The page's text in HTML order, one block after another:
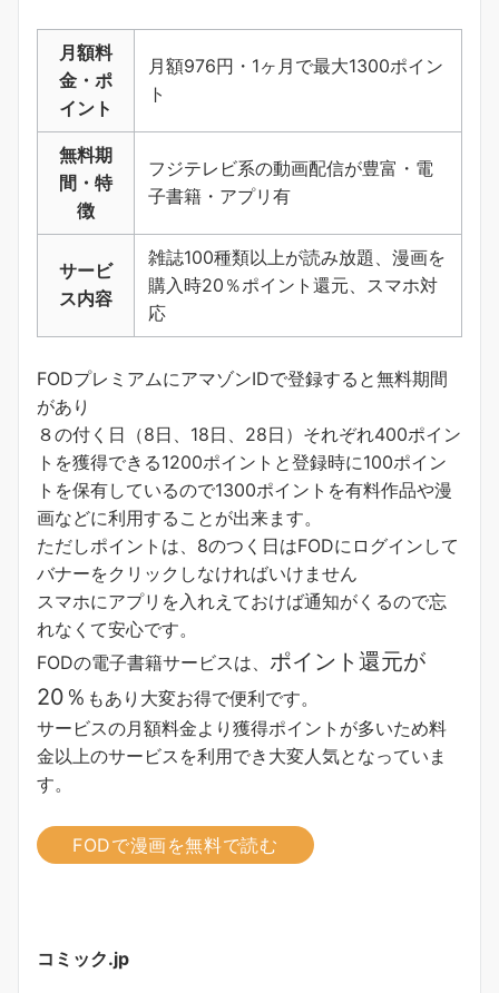
月額料
金・ポ
イント
月額976円・1ヶ月で最大1300ポイン
ト
無料期
間・特
徴
フジテレビ系の動画配信が豊富・電
子書籍・アプリ有
サービ
ス内容
雑誌100種類以上が読み放題、漫画を
購入時20％ポイント還元、スマホ対
応
FODプレミアムにアマゾンIDで登録すると無料期間
があり
８の付く日（8日、18日、28日）それぞれ400ポイン
トを獲得できる1200ポイントと登録時に100ポイン
トを保有しているので1300ポイントを有料作品や漫
画などに利用することが出来ます。
ただしポイントは、8のつく日はFODにログインして
バナーをクリックしなければいけません
スマホにアプリを入れえておけば通知がくるので忘
れなくて安心です。
FODの電子書籍サービスは、 ポイント還元が
20％ もあり大変お得で便利です。
サービスの月額料金より獲得ポイントが多いため料
金以上のサービスを利用でき大変人気となっていま
す。
FODで漫画を無料で読む
コミック.jp